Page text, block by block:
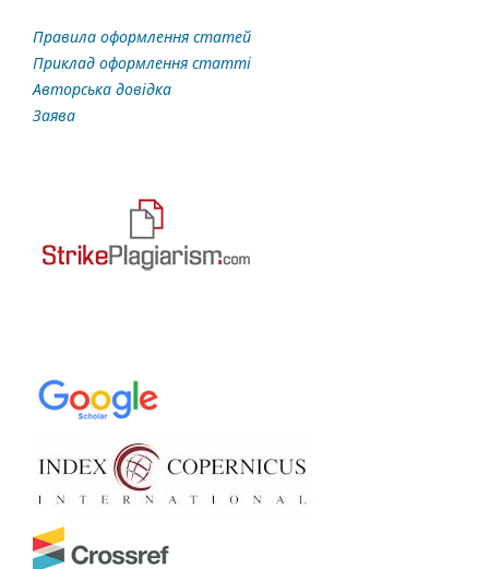
Правила оформлення статей
Приклад оформлення статті
Авторська довідка
Заява